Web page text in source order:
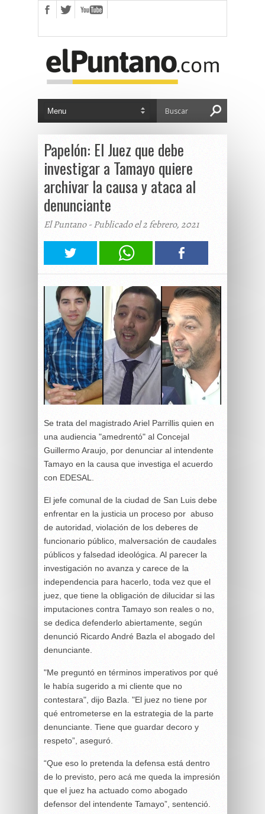
Papelón: El Juez que debe
investigar a Tamayo quiere
archivar la causa y ataca al
denunciante
El Puntano - Publicado el 2 febrero, 2021
Se trata del magistrado Ariel Parrillis quien en
una audiencia "amedrentó" al Concejal
Guillermo Araujo, por denunciar al intendente
Tamayo en la causa que investiga el acuerdo
con EDESAL.
El jefe comunal de la ciudad de San Luis debe
enfrentar en la justicia un proceso por abuso
de autoridad, violación de los deberes de
funcionario público, malversación de caudales
públicos y falsedad ideológica. Al parecer la
investigación no avanza y carece de la
independencia para hacerlo, toda vez que el
juez, que tiene la obligación de dilucidar si las
imputaciones contra Tamayo son reales o no,
se dedica defenderlo abiertamente, según
denunció Ricardo André Bazla el abogado del
denunciante.
"Me preguntó en términos imperativos por qué
le había sugerido a mi cliente que no
contestara", dijo Bazla. "El juez no tiene por
qué entrometerse en la estrategia de la parte
denunciante. Tiene que guardar decoro y
respeto”, aseguró.
“Que eso lo pretenda la defensa está dentro
de lo previsto, pero acá me queda la impresión
que el juez ha actuado como abogado
defensor del intendente Tamayo”, sentenció.